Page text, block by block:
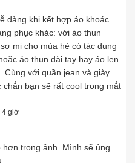
dàng khi kết hợp áo khoác
phục khác: với áo thun
mi cho mùa hè có tác dụng
áo thun dài tay hay áo len
Cùng với quần jean và giày
chắn bạn sẽ rất cool trong mắt
4 giờ
trong ảnh. Mình sẽ ủng